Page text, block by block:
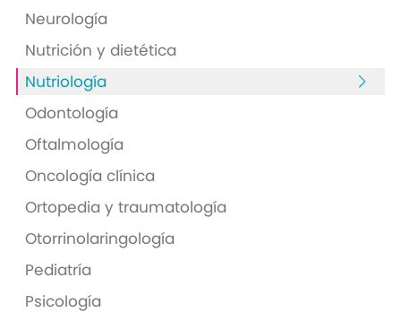
Neurología
Nutrición y dietética
Nutriología
Odontología
Oftalmología
Oncología clínica
Ortopedia y traumatología
Otorrinolaringología
Pediatría
Psicología